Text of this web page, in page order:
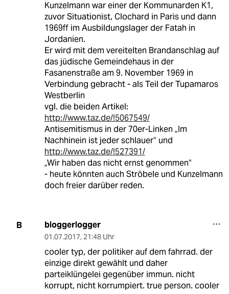
Kunzelmann war einer der Kommunarden K1,
zuvor Situationist, Clochard in Paris und dann
1969ff im Ausbildungslager der Fatah in
Jordanien.
Er wird mit dem vereitelten Brandanschlag auf
das jüdische Gemeindehaus in der
Fasanenstraße am 9. November 1969 in
Verbindung gebracht - als Teil der Tupamaros
Westberlin
vgl. die beiden Artikel:
http://www.taz.de/!5067549/
Antisemitismus in der 70er-Linken „Im
Nachhinein ist jeder schlauer“ und
http://www.taz.de/!527391/
„Wir haben das nicht ernst genommen“
- heute könnten auch Ströbele und Kunzelmann
doch freier darüber reden.
B bloggerlogger
01.07.2017, 21:48 Uhr
cooler typ, der politiker auf dem fahrrad. der
einzige direkt gewählt und daher
parteiklüngelei gegenüber immun. nicht
korrupt, nicht korrumpiert. true person. cooler